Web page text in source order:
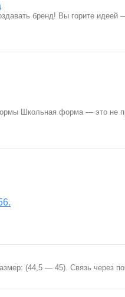
бренд! Вы горите
Школьная форма — это не
(44,5 — 45). Связь через